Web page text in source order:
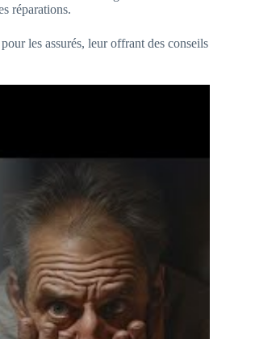
réparations.
les assurés, leur offrant des conseils